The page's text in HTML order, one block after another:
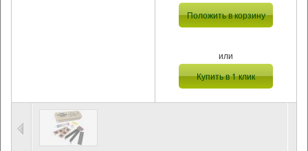
Положить в корзину
или
Купить в 1 клик